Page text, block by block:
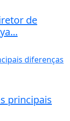
de
principais